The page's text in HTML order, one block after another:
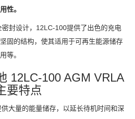
性。
封设计，12LC-100提供了出色的充电
固的结构，使其适用于可再生能源储存
等。
12LC-100 AGM VRLA
要特点
供大量的能量储存，以延长待机时间和深